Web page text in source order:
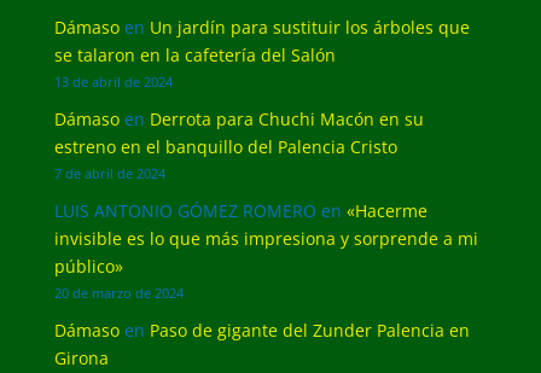
Dámasoen Un jardín para sustituir los árboles que
se talaron en la cafetería del Salón
13 de abril de 2024
Dámasoen Derrota para Chuchi Macón en su
estreno en el banquillo del Palencia Cristo
7 de abril de 2024
LUIS ANTONIO GÓMEZ ROMERO en «Hacerme
invisible es lo que más impresiona y sorprende a mi
público»
20 de marzo de 2024
Dámasoen Paso de gigante del Zunder Palencia en
Girona